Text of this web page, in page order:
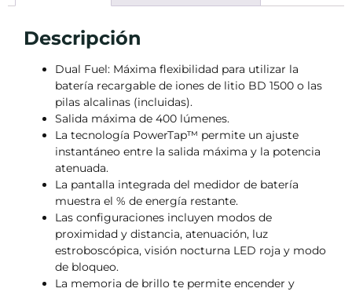
Descripción
Dual Fuel: Máxima flexibilidad para utilizar la
batería recargable de iones de litio BD 1500 o las
pilas alcalinas (incluidas).
Salida máxima de 400 lúmenes.
La tecnología PowerTap™ permite un ajuste
instantáneo entre la salida máxima y la potencia
atenuada.
La pantalla integrada del medidor de batería
muestra el % de energía restante.
Las configuraciones incluyen modos de
proximidad y distancia, atenuación, luz
estroboscópica, visión nocturna LED roja y modo
de bloqueo.
La memoria de brillo te permite encender y